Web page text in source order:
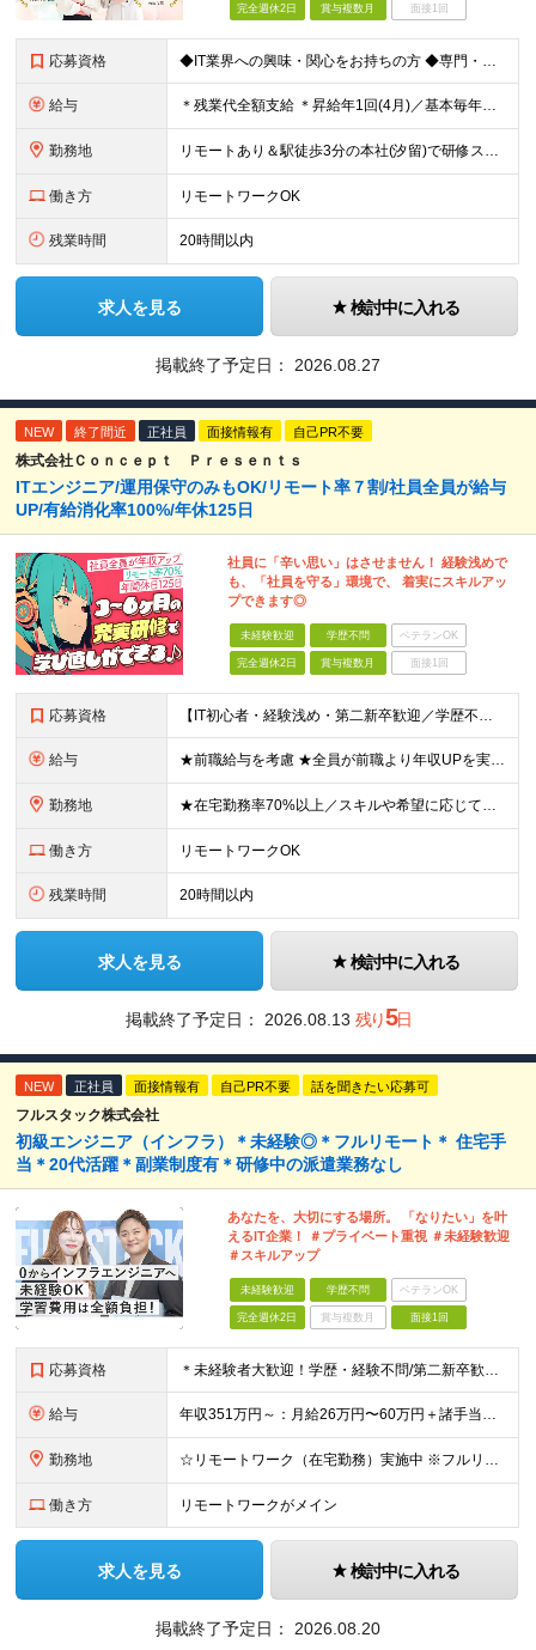
完全週休2日 賞与複数月 面接1回
応募資格 ◆IT業界への興味・関心をお持ちの方 ◆専門・短大卒以上※ ※ヘルプデスクやカスタマーサポート ※エンジニア以外の経験をお持ちの方 1年未満の経験でもOKです！
給与 ＊残業代全額支給 ＊昇給年1回(4月)／基本毎年昇給 ＊賞与年2回(6月・12月)／3ヶ月分支給実績あり ＊交通費支給(月5万円まで) -------------------- ◆社員の年収例 年収4
勤務地 リモートあり＆駅徒歩3分の本社(汐留)で研修スタート！ 【システナ東京本社】 東京都港区海岸1-2-20 汐留ビルディング14F・16F ◆リモートワーク・フルリモートのお仕事もあり ◆お住まいの地
働き方 リモートワークOK
残業時間 20時間以内
求人を見る 検討中に入れる
掲載終了予定日： 2026.08.27
NEW 終了間近 正社員 面接情報有 自己PR不要
株式会社Ｃｏｎｃｅｐｔ Ｐｒｅｓｅｎｔｓ
ITエンジニア/運用保守のみもOK/リモート率７割/社員全員が給与
UP/有給消化率100%/年休125日
社員に「辛い思い」はさせません！ 経験浅めで
も、「社員を守る」環境で、 着実にスキルアッ
プできます◎
未経験歓迎 学歴不問 ベテランOK
完全週休2日 賞与複数月 面接1回
応募資格 【IT初心者・経験浅め・第二新卒歓迎／学歴不問】 「IT業界に興味がある」「手に職をつけたい」という意欲を重視したポテンシャル採用です！ ★こんな方を歓迎します ・新しいことを学ぶのが好きな方 ・チ
給与 ★前職給与を考慮 ★全員が前職より年収UPを実現！ ★入社後3年程度で年収50万～100万円UP可 年俸288万円～800万円（1/12を毎月支給）＋インセンティブ＋各種手当 ※経験・スキルを考慮
勤務地 ★在宅勤務率70%以上／スキルや希望に応じてフルリモートも可 ★転勤なし 本社または一都三県のプロジェクト先（東陽町、浜松町などメインは東京23区内）にて勤務いただきます！ 【本社】 東京都荒川区
働き方 リモートワークOK
残業時間 20時間以内
求人を見る 検討中に入れる
掲載終了予定日： 2026.08.13 残り5日
NEW 正社員 面接情報有 自己PR不要 話を聞きたい応募可
フルスタック株式会社
初級エンジニア（インフラ）＊未経験◎＊フルリモート＊ 住宅手
当＊20代活躍＊副業制度有＊研修中の派遣業務なし
あなたを、大切にする場所。 「なりたい」を叶
えるIT企業！ ＃プライベート重視 ＃未経験歓迎
＃スキルアップ
未経験歓迎 学歴不問 ベテランOK
完全週休2日 賞与複数月 面接1回
応募資格 ＊未経験者大歓迎！学歴・経験不問/第二新卒歓迎/充実研修/WEB面接可能＊ ▼未経験歓迎＆完全ポテンシャル採用！▼ 基礎のキソから学べる研修があるので経験は一切不問！ 面接では「あなたの想い」を教
給与 年収351万円～：月給26万円〜60万円＋諸手当＋インセンティブ（２種）＋賞与 ★Point 設立から9ヶ月で全社員2万円の昇給実績 ※成果はしっかりと還元いたします！ ★Point 100％年
勤務地 ☆リモートワーク（在宅勤務）実施中 ※フルリモート可 【グループ本社】東京都中央区八丁堀3-6-6 アド京橋ビル2F ∟宝町駅 5分/京橋駅 7分/八丁堀駅7分/JR東京駅10分 【プロジェクト先
働き方 リモートワークがメイン
求人を見る 検討中に入れる
掲載終了予定日： 2026.08.20